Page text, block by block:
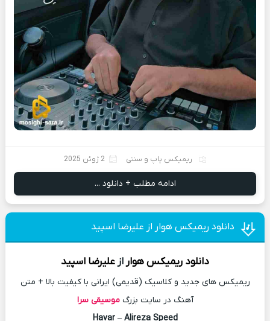
ریمیکس پاپ و سنتی 2 ژوئن 2025
ادامه مطلب + دانلود ...
دانلود ریمیکس هوار از علیرضا اسپید
دانلود ریمیکسهوارازعلیرضا اسپید
ریمیکس های جدید و کلاسیک (قدیمی) ایرانی با کیفیت بالا + متن
آهنگ در سایت بزرگموسیقی سرا
Havar– Alireza Speed